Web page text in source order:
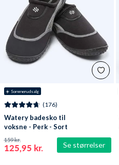
☀️ Sommerudsalg
Se størrelser
(176)
Watery badesko til
voksne - Perk - Sort
125,95 kr.
159 kr.